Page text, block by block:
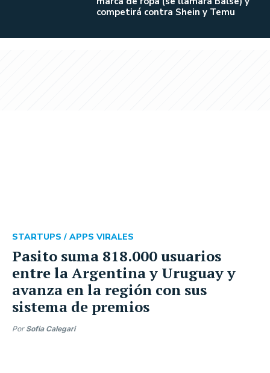
competirá contra Shein y Temu
Pasito suma 818.000 usuarios
entre la Argentina y Uruguay y
avanza en la región con sus
sistema de premios
STARTUPS / APPS VIRALES
Por Sofia Calegari